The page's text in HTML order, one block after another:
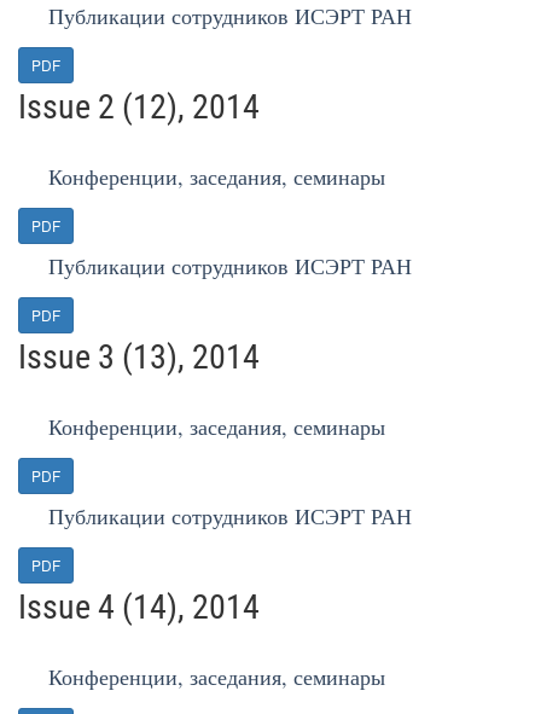
Публикации сотрудников ИСЭРТ РАН
PDF
Issue 2 (12), 2014
Конференции, заседания, семинары
PDF
Публикации сотрудников ИСЭРТ РАН
PDF
Issue 3 (13), 2014
Конференции, заседания, семинары
PDF
Публикации сотрудников ИСЭРТ РАН
PDF
Issue 4 (14), 2014
Конференции, заседания, семинары